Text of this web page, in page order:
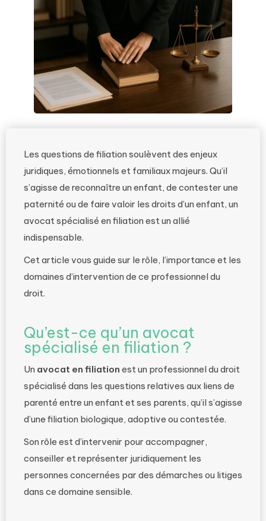
Les questions de filiation soulèvent des enjeux
juridiques, émotionnels et familiaux majeurs. Qu’il
s’agisse de reconnaître un enfant, de contester une
paternité ou de faire valoir les droits d’un enfant, un
avocat spécialisé en filiation est un allié
indispensable.
Cet article vous guide sur le rôle, l’importance et les
domaines d’intervention de ce professionnel du
droit.
Qu’est-ce qu’un avocat
spécialisé en filiation ?
Un avocat en filiation est un professionnel du droit
spécialisé dans les questions relatives aux liens de
parenté entre un enfant et ses parents, qu’il s’agisse
d’une filiation biologique, adoptive ou contestée.
Son rôle est d’intervenir pour accompagner,
conseiller et représenter juridiquement les
personnes concernées par des démarches ou litiges
dans ce domaine sensible.